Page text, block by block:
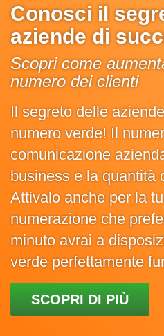
Conosci il
aziende di
Scopri come
numero dei clienti
Il segreto delle
numero verde! Il
comunicazione
business e la quantità
Attivalo anche per la
numerazione che
minuto avrai a
verde perfettamente
SCOPRI DI PIÙ